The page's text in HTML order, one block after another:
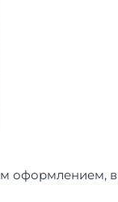
оформлением,